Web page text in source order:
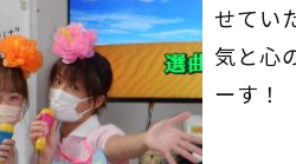
せてい
気と心
ーす！